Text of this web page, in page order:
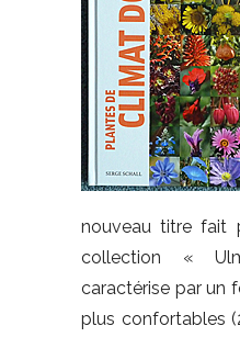
nouveau titre fait
collection «
caractérise par un
plus confortables